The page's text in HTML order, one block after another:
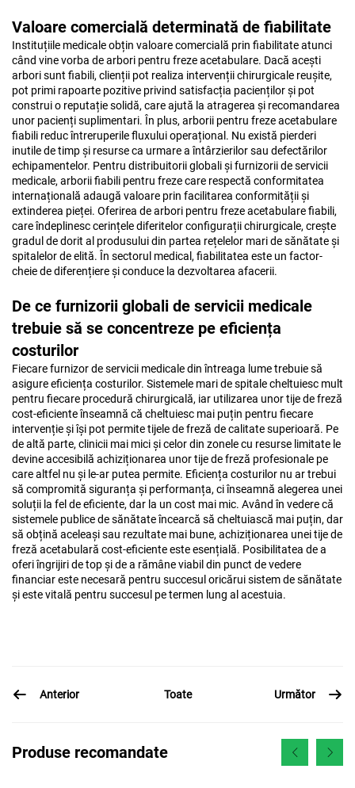
Valoare comercială determinată de fiabilitate
Instituțiile medicale obțin valoare comercială prin fiabilitate atunci
când vine vorba de arbori pentru freze acetabulare. Dacă acești
arbori sunt fiabili, clienții pot realiza intervenții chirurgicale reușite,
pot primi rapoarte pozitive privind satisfacția pacienților și pot
construi o reputație solidă, care ajută la atragerea și recomandarea
unor pacienți suplimentari. În plus, arborii pentru freze acetabulare
fiabili reduc întreruperile fluxului operațional. Nu există pierderi
inutile de timp și resurse ca urmare a întârzierilor sau defectărilor
echipamentelor. Pentru distribuitorii globali și furnizorii de servicii
medicale, arborii fiabili pentru freze care respectă conformitatea
internațională adaugă valoare prin facilitarea conformității și
extinderea pieței. Oferirea de arbori pentru freze acetabulare fiabili,
care îndeplinesc cerințele diferitelor configurații chirurgicale, crește
gradul de dorit al produsului din partea rețelelor mari de sănătate și
spitalelor de elită. În sectorul medical, fiabilitatea este un factor-
cheie de diferențiere și conduce la dezvoltarea afacerii.
De ce furnizorii globali de servicii medicale
trebuie să se concentreze pe eficiența
costurilor
Fiecare furnizor de servicii medicale din întreaga lume trebuie să
asigure eficiența costurilor. Sistemele mari de spitale cheltuiesc mult
pentru fiecare procedură chirurgicală, iar utilizarea unor tije de freză
cost-eficiente înseamnă că cheltuiesc mai puțin pentru fiecare
intervenție și își pot permite tijele de freză de calitate superioară. Pe
de altă parte, clinicii mai mici și celor din zonele cu resurse limitate le
devine accesibilă achiziționarea unor tije de freză profesionale pe
care altfel nu și le-ar putea permite. Eficiența costurilor nu ar trebui
să compromită siguranța și performanța, ci înseamnă alegerea unei
soluții la fel de eficiente, dar la un cost mai mic. Având în vedere că
sistemele publice de sănătate încearcă să cheltuiască mai puțin, dar
să obțină aceleași sau rezultate mai bune, achiziționarea unei tije de
freză acetabulară cost-eficiente este esențială. Posibilitatea de a
oferi îngrijiri de top și de a rămâne viabil din punct de vedere
financiar este necesară pentru succesul oricărui sistem de sănătate
și este vitală pentru succesul pe termen lung al acestuia.
Anterior Toate Următor
Produse recomandate